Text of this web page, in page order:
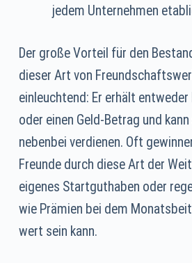
jedem Unternehmen
Der große Vorteil für den
dieser Art von
einleuchtend: Er erhält
oder einen Geld-Betrag und
nebenbei verdienen. Oft
Freunde durch diese Art der
eigenes Startguthaben oder
wie Prämien bei dem
wert sein kann.